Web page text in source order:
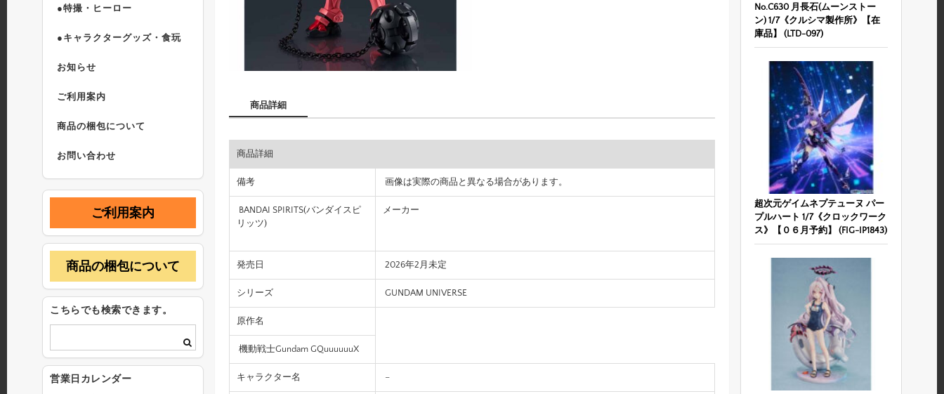
●特撮・ヒーロー
●キャラクターグッズ・食玩
お知らせ
ご利用案内
商品の梱包について
お問い合わせ
商品詳細
商品詳細
備考 画像は実際の商品と異なる場合があります。
BANDAI SPIRITS(バンダイスピ
リッツ)
メーカー
発売日 2026年2月未定
シリーズ GUNDAM UNIVERSE
原作名
機動戦士Gundam GQuuuuuuX
キャラクター名 –
No.C630 月長石(ムーンストー
ン) 1/7《クルシマ製作所》【在
庫品】 (LTD-097)
超次元ゲイムネプテューヌ パー
プルハート 1/7《クロックワーク
ス》【０６月予約】 (FIG-IP1843)
ご利用案内
商品の梱包について
こちらでも検索できます。
営業日カレンダー